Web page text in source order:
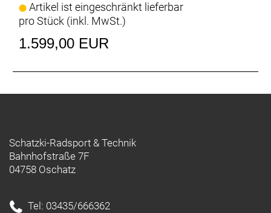
und den verbesserten Überrolleigenschaften bietet
er all die Vorteile, die du an 29ern kennst und
schätzt.
Artikel ist eingeschränkt lieferbar
pro Stück (inkl. MwSt.)
1.599,00 EUR
Schatzki-Radsport & Technik
Bahnhofstraße 7F
04758 Oschatz
Tel: 03435/666362